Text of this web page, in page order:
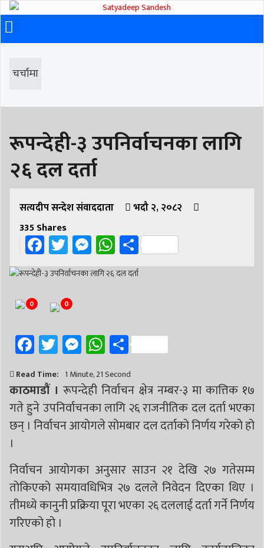
चर्चामा
रूपन्देही-३ उपनिर्वाचनका लागि
२६ दल दर्ता
सत्यदीप सन्देश संवाददाता
भदौ २, २०८२
335Shares
Facebook
Twitter
Messenger
WhatsApp
Share
0 0
Facebook
Twitter
Messenger
WhatsApp
Share
Read Time: 1 Minute, 21 Second
काठमाडौं । रूपन्देही निर्वाचन क्षेत्र नम्बर-३ मा कात्तिक १७
गते हुने उपनिर्वाचनका लागि २६ राजनीतिक दल दर्ता भएका
छन् । निर्वाचन आयोगले सोमबार दल दर्ताको निर्णय गरेको हो
।
निर्वाचन आयोगका अनुसार साउन २१ देखि २७ गतेसम्म
तोकिएको समयावधिभित्र २७ दलले निवेदन दिएका थिए ।
तीमध्ये कानुनी प्रक्रिया पूरा भएका २६ दललाई दर्ता गर्ने निर्णय
गरिएको हो ।